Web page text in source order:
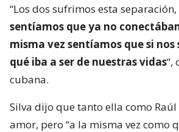
“Los dos sufrimos esta
sentíamos que ya no
misma vez sentíamos que si nos
qué iba a ser de nuestras vidas“,
cubana.
Silva dijo que tanto ella como Raúl
amor, pero “a la misma vez como